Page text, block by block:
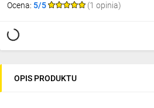
Ocena: 5/5 (1 opinia)
OPIS PRODUKTU